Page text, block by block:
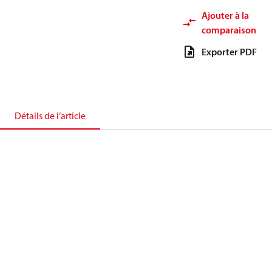
Ajouter à la
comparaison
Exporter PDF
Détails de l’article